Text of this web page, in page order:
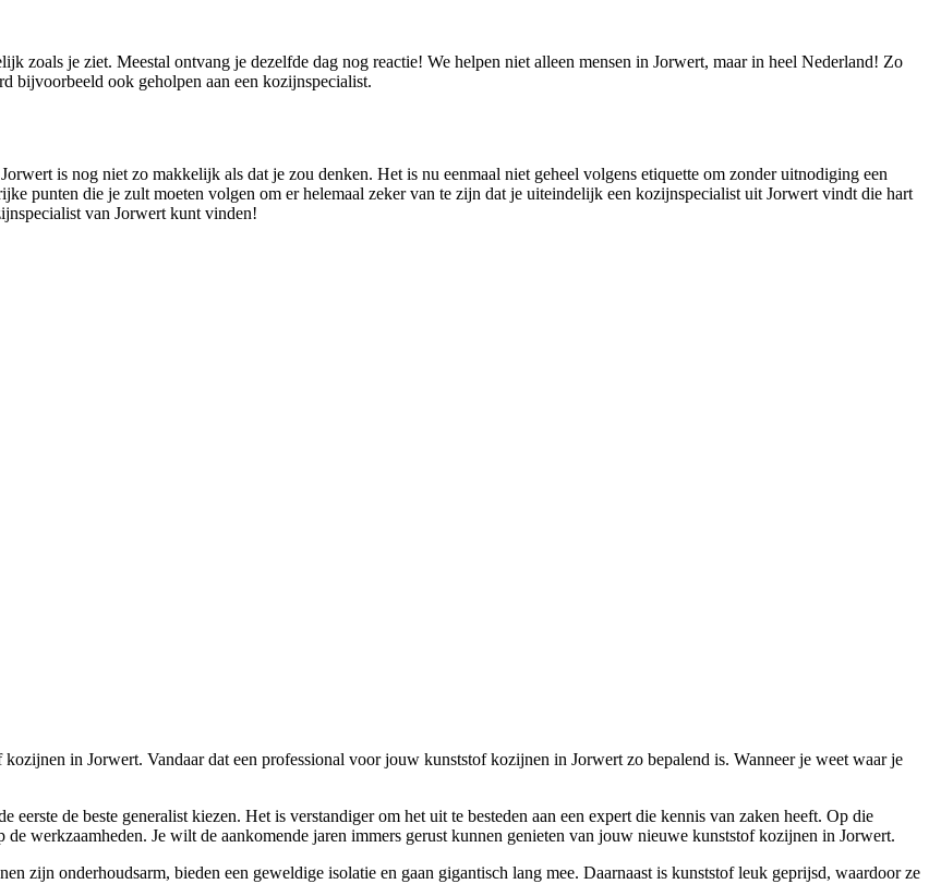
zoals je ziet. Meestal ontvang je dezelfde dag nog reactie! We helpen niet alleen mensen in Jorwert, maar in heel Nederland! Zo
bijvoorbeeld ook geholpen aan een kozijnspecialist.
is nog niet zo makkelijk als dat je zou denken. Het is nu eenmaal niet geheel volgens etiquette om zonder uitnodiging een
punten die je zult moeten volgen om er helemaal zeker van te zijn dat je uiteindelijk een kozijnspecialist uit Jorwert vindt die hart
van Jorwert kunt vinden!
in Jorwert. Vandaar dat een professional voor jouw kunststof kozijnen in Jorwert zo bepalend is. Wanneer je weet waar je
de beste generalist kiezen. Het is verstandiger om het uit te besteden aan een expert die kennis van zaken heeft. Op die
werkzaamheden. Je wilt de aankomende jaren immers gerust kunnen genieten van jouw nieuwe kunststof kozijnen in Jorwert.
zijn onderhoudsarm, bieden een geweldige isolatie en gaan gigantisch lang mee. Daarnaast is kunststof leuk geprijsd, waardoor ze